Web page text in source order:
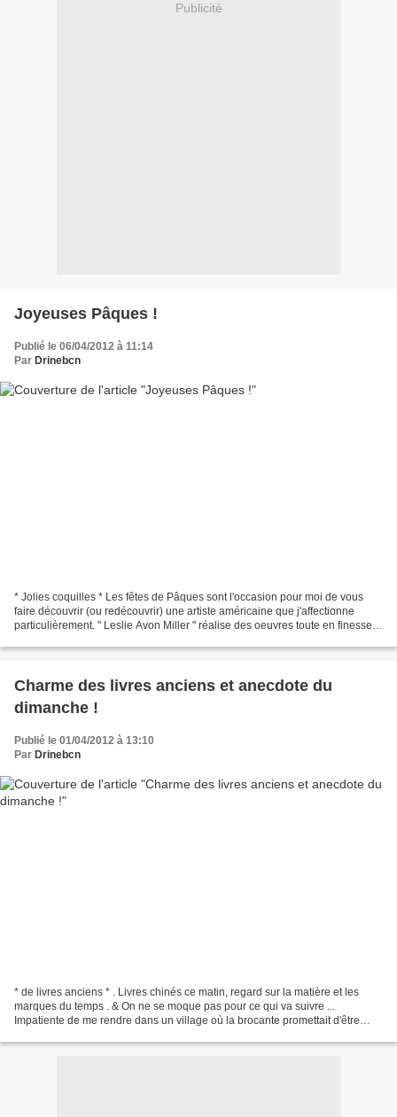
Publicité
Joyeuses Pâques !
Publié le 06/04/2012 à 11:14
Par Drinebcn
* Jolies coquilles * Les fêtes de Pâques sont l'occasion pour moi de vous
faire découvrir (ou redécouvrir) une artiste américaine que j'affectionne
particulièrement. " Leslie Avon Miller " réalise des oeuvres toute en finesse
Charme des livres anciens et anecdote du
dimanche !
Publié le 01/04/2012 à 13:10
Par Drinebcn
* de livres anciens * . Livres chinés ce matin, regard sur la matière et les
marques du temps . & On ne se moque pas pour ce qui va suivre ...
Impatiente de me rendre dans un village où la brocante promettait d'être